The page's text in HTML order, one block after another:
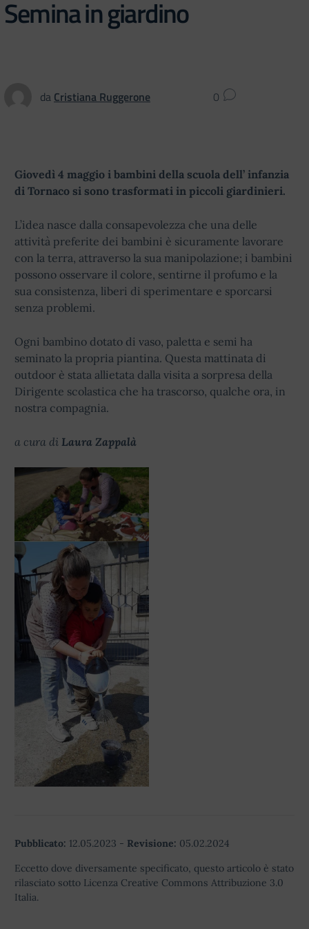
Semina in giardino
da Cristiana Ruggerone 0
Giovedì 4 maggio i bambini della scuola dell’ infanzia
di Tornaco si sono trasformati in piccoli giardinieri.
L’idea nasce dalla consapevolezza che una delle
attività preferite dei bambini è sicuramente lavorare
con la terra, attraverso la sua manipolazione; i bambini
possono osservare il colore, sentirne il profumo e la
sua consistenza, liberi di sperimentare e sporcarsi
senza problemi.
Ogni bambino dotato di vaso, paletta e semi ha
seminato la propria piantina. Questa mattinata di
outdoor è stata allietata dalla visita a sorpresa della
Dirigente scolastica che ha trascorso, qualche ora, in
nostra compagnia.
a cura di Laura Zappalà
Pubblicato: 12.05.2023 - Revisione: 05.02.2024
Eccetto dove diversamente specificato, questo articolo è stato
rilasciato sotto Licenza Creative Commons Attribuzione 3.0
Italia.